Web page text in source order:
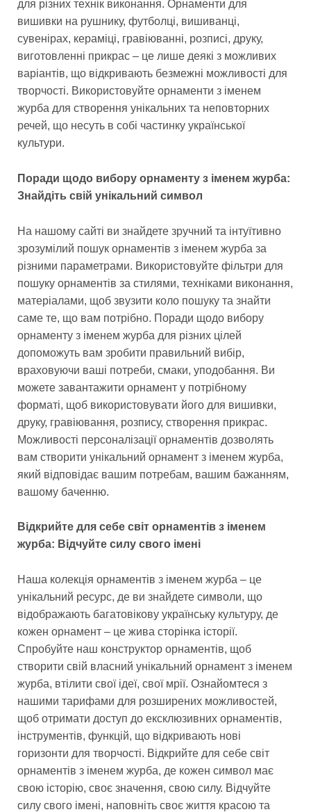
для різних технік виконання. Орнаменти для
вишивки на рушнику, футболці, вишиванці,
сувенірах, кераміці, гравіюванні, розписі, друку,
виготовленні прикрас – це лише деякі з можливих
варіантів, що відкривають безмежні можливості для
творчості. Використовуйте орнаменти з іменем
журба для створення унікальних та неповторних
речей, що несуть в собі частинку української
культури.
Поради щодо вибору орнаменту з іменем журба:
Знайдіть свій унікальний символ
На нашому сайті ви знайдете зручний та інтуїтивно
зрозумілий пошук орнаментів з іменем журба за
різними параметрами. Використовуйте фільтри для
пошуку орнаментів за стилями, техніками виконання,
матеріалами, щоб звузити коло пошуку та знайти
саме те, що вам потрібно. Поради щодо вибору
орнаменту з іменем журба для різних цілей
допоможуть вам зробити правильний вибір,
враховуючи ваші потреби, смаки, уподобання. Ви
можете завантажити орнамент у потрібному
форматі, щоб використовувати його для вишивки,
друку, гравіювання, розпису, створення прикрас.
Можливості персоналізації орнаментів дозволять
вам створити унікальний орнамент з іменем журба,
який відповідає вашим потребам, вашим бажанням,
вашому баченню.
Відкрийте для себе світ орнаментів з іменем
журба: Відчуйте силу свого імені
Наша колекція орнаментів з іменем журба – це
унікальний ресурс, де ви знайдете символи, що
відображають багатовікову українську культуру, де
кожен орнамент – це жива сторінка історії.
Спробуйте наш конструктор орнаментів, щоб
створити свій власний унікальний орнамент з іменем
журба, втілити свої ідеї, свої мрії. Ознайомтеся з
нашими тарифами для розширених можливостей,
щоб отримати доступ до ексклюзивних орнаментів,
інструментів, функцій, що відкривають нові
горизонти для творчості. Відкрийте для себе світ
орнаментів з іменем журба, де кожен символ має
свою історію, своє значення, свою силу. Відчуйте
силу свого імені, наповніть своє життя красою та